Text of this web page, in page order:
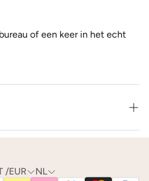
of een keer in het echt
niet zoals je het in gedachten
/EUR NL